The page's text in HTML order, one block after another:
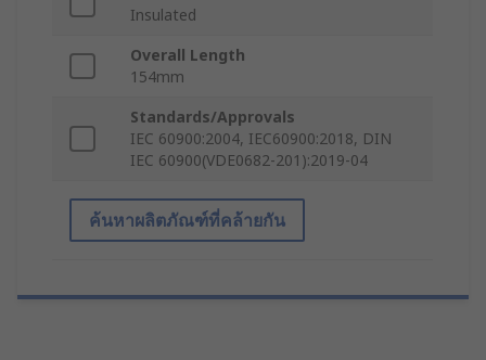
Insulated
Overall Length
154mm
Standards/Approvals
IEC 60900:2004, IEC60900:2018, DIN
IEC 60900(VDE0682-201):2019-04
ค้นหาผลิตภัณฑ์ที่คล้ายกัน